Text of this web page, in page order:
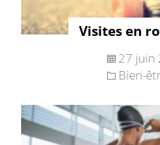
Visites en
27 juin
Bien-